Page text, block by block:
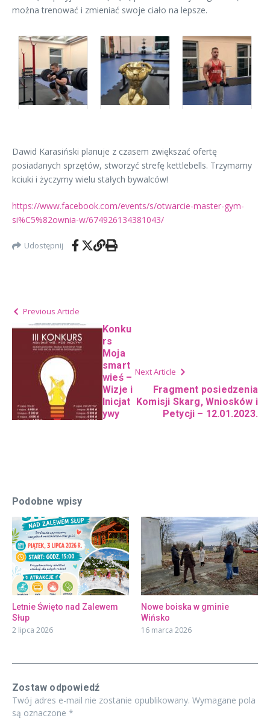
można trenować i zmieniać swoje ciało na lepsze.
Dawid Karasiński planuje z czasem zwiększać ofertę
posiadanych sprzętów, stworzyć strefę kettlebells. Trzymamy
kciuki i życzymy wielu stałych bywalców!
https://www.facebook.com/events/s/otwarcie-master-gym-
si%C5%82ownia-w/674926134381043/
Udostępnij
Previous Article
Konku
rs
Moja
smart
wieś –
Wizje i
Inicjat
ywy
Next Article
Fragment posiedzenia
Komisji Skarg, Wniosków i
Petycji – 12.01.2023.
Podobne wpisy
Letnie Święto nad Zalewem
Słup
2 lipca 2026
Nowe boiska w gminie
Wińsko
16 marca 2026
Zostaw odpowiedź
Twój adres e-mail nie zostanie opublikowany. Wymagane pola
są oznaczone *